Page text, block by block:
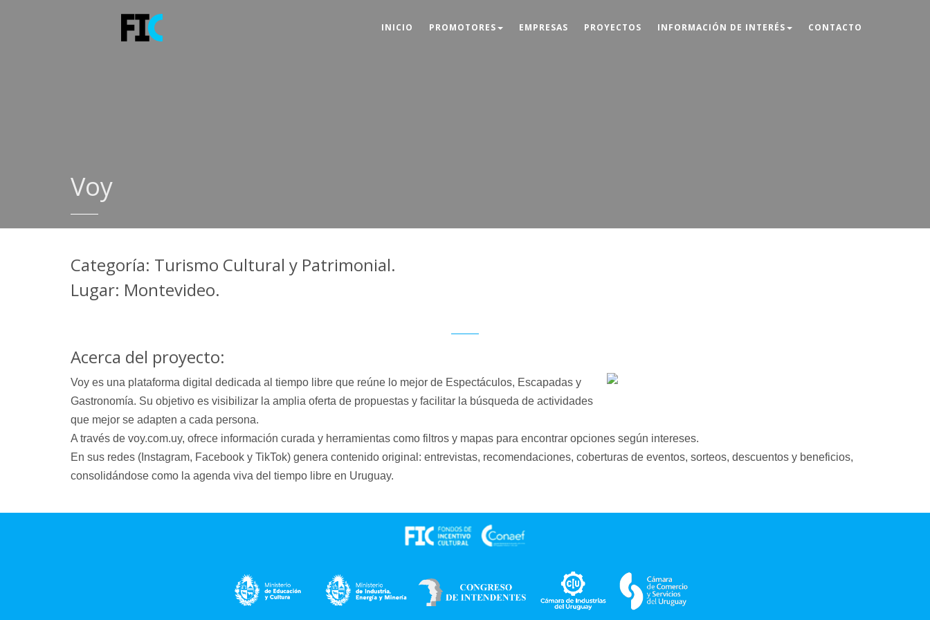
INICIO PROMOTORES EMPRESAS PROYECTOS INFORMACIÓN DE INTERÉS CONTACTO
Voy
Categoría: Turismo Cultural y Patrimonial.
Lugar: Montevideo.
Acerca del proyecto:
Voy es una plataforma digital dedicada al tiempo libre que reúne lo mejor de Espectáculos, Escapadas y
Gastronomía. Su objetivo es visibilizar la amplia oferta de propuestas y facilitar la búsqueda de actividades
que mejor se adapten a cada persona.
A través de voy.com.uy, ofrece información curada y herramientas como filtros y mapas para encontrar opciones según intereses.
En sus redes (Instagram, Facebook y TikTok) genera contenido original: entrevistas, recomendaciones, coberturas de eventos, sorteos, descuentos y beneficios,
consolidándose como la agenda viva del tiempo libre en Uruguay.